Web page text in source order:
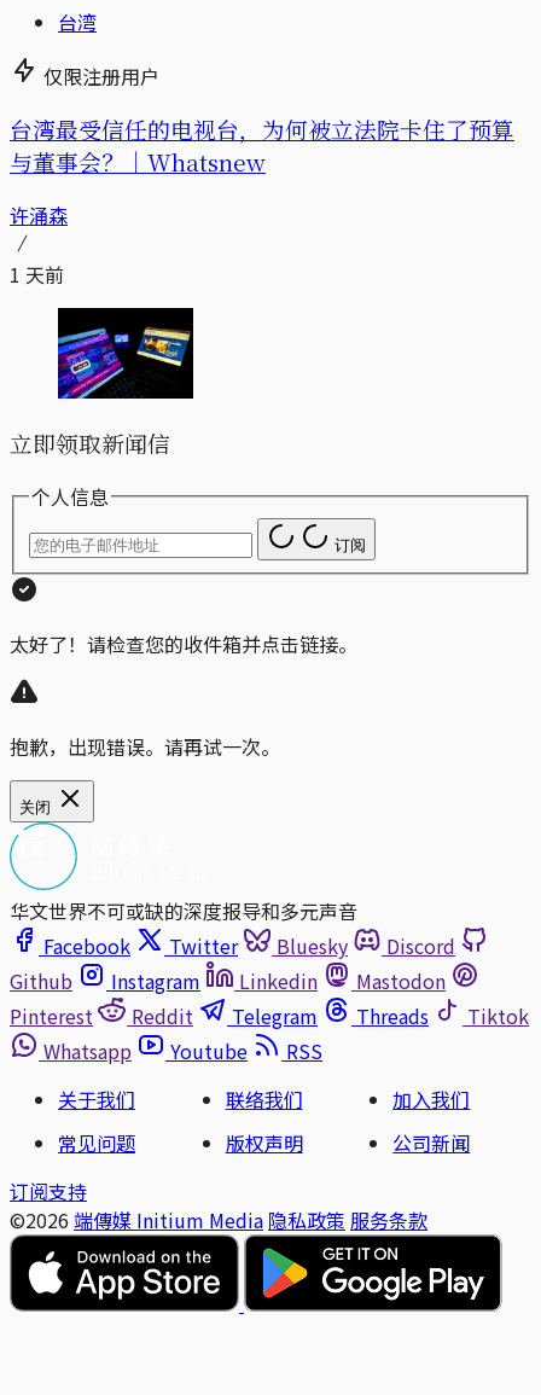
台湾
仅限注册用户
台湾最受信任的电视台，为何被立法院卡住了预算
与董事会？｜Whatsnew
许涌森
1 天前
立即领取新闻信
个人信息
订阅
太好了！请检查您的收件箱并点击链接。
抱歉，出现错误。请再试一次。
关闭
华文世界不可或缺的深度报导和多元声音
Facebook
Twitter Bluesky
Discord
Github
Instagram Linkedin
Mastodon
Pinterest
Reddit Telegram Threads
Tiktok
Whatsapp
Youtube
RSS
关于我们
联络我们
加入我们
常见问题
版权声明
公司新闻
订阅支持
©2026 端傳媒 Initium Media 隐私政策 服务条款